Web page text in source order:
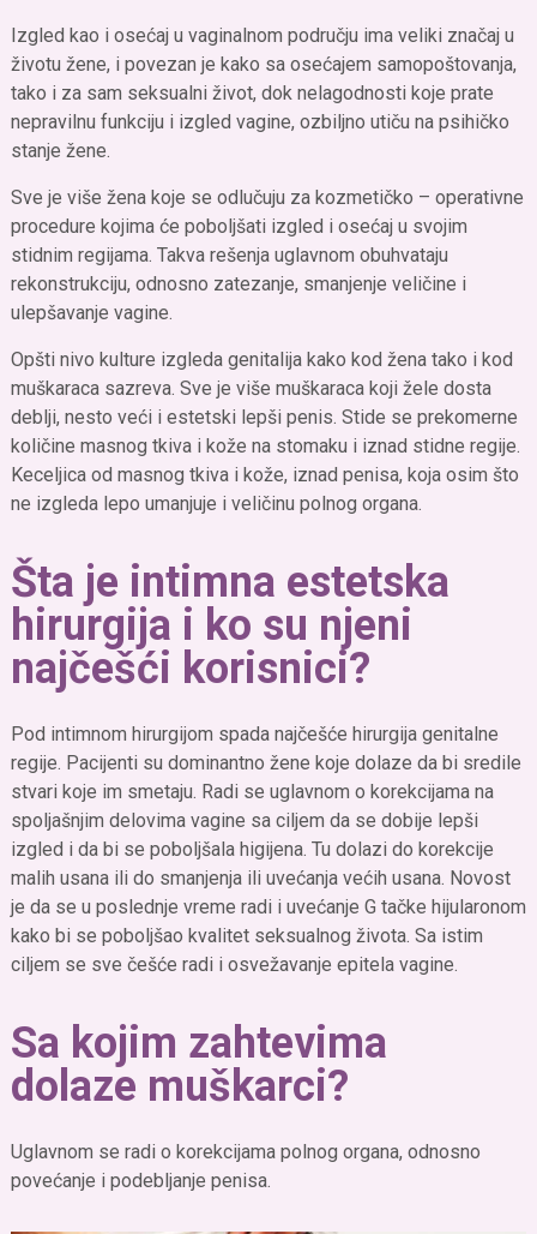
Izgled kao i osećaj u vaginalnom području ima veliki značaj u
životu žene, i povezan je kako sa osećajem samopoštovanja,
tako i za sam seksualni život, dok nelagodnosti koje prate
nepravilnu funkciju i izgled vagine, ozbiljno utiču na psihičko
stanje žene.
Sve je više žena koje se odlučuju za kozmetičko – operativne
procedure kojima će poboljšati izgled i osećaj u svojim
stidnim regijama. Takva rešenja uglavnom obuhvataju
rekonstrukciju, odnosno zatezanje, smanjenje veličine i
ulepšavanje vagine.
Opšti nivo kulture izgleda genitalija kako kod žena tako i kod
muškaraca sazreva. Sve je više muškaraca koji žele dosta
deblji, nesto veći i estetski lepši penis. Stide se prekomerne
količine masnog tkiva i kože na stomaku i iznad stidne regije.
Keceljica od masnog tkiva i kože, iznad penisa, koja osim što
ne izgleda lepo umanjuje i veličinu polnog organa.
Šta je intimna estetska
hirurgija i ko su njeni
najčešći korisnici?
Pod intimnom hirurgijom spada najčešće hirurgija genitalne
regije. Pacijenti su dominantno žene koje dolaze da bi sredile
stvari koje im smetaju. Radi se uglavnom o korekcijama na
spoljašnjim delovima vagine sa ciljem da se dobije lepši
izgled i da bi se poboljšala higijena. Tu dolazi do korekcije
malih usana ili do smanjenja ili uvećanja većih usana. Novost
je da se u poslednje vreme radi i uvećanje G tačke hijularonom
kako bi se poboljšao kvalitet seksualnog života. Sa istim
ciljem se sve češće radi i osvežavanje epitela vagine.
Sa kojim zahtevima
dolaze muškarci?
Uglavnom se radi o korekcijama polnog organa, odnosno
povećanje i podebljanje penisa.